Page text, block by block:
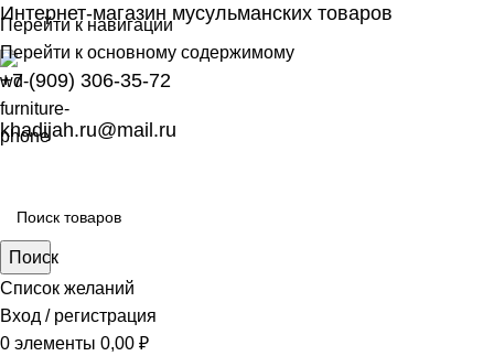
Перейти к навигации
Перейти к основному содержимому
Интернет-магазин мусульманских товаров
+7 (909) 306-35-72
khadijah.ru@mail.ru
Поиск
Список желаний
Вход / регистрация
0 элементы 0,00 ₽